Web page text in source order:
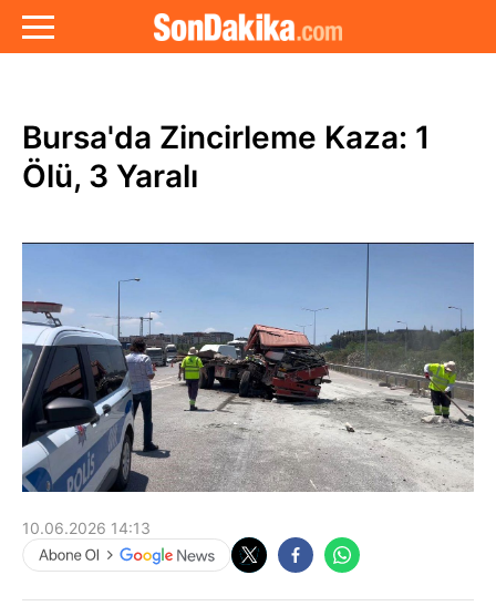
Bursa'da Zincirleme Kaza: 1
Ölü, 3 Yaralı
10.06.2026 14:13